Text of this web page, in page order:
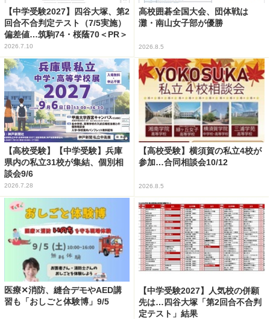
【中学受験2027】四谷大塚、第2
回合不合判定テスト（7/5実施）
偏差値…筑駒74・桜蔭70＜PR＞
2026.7.10
高校囲碁全国大会、団体戦は
灘・南山女子部が優勝
2026.8.5
【高校受験】【中学受験】兵庫
県内の私立31校が集結、個別相
談会9/6
2026.7.28
【高校受験】横須賀の私立4校が
参加…合同相談会10/12
2026.8.5
医療✕消防、縫合デモやAED講
習も「おしごと体験博」9/5
【中学受験2027】人気校の併願
先は…四谷大塚「第2回合不合判
定テスト」結果